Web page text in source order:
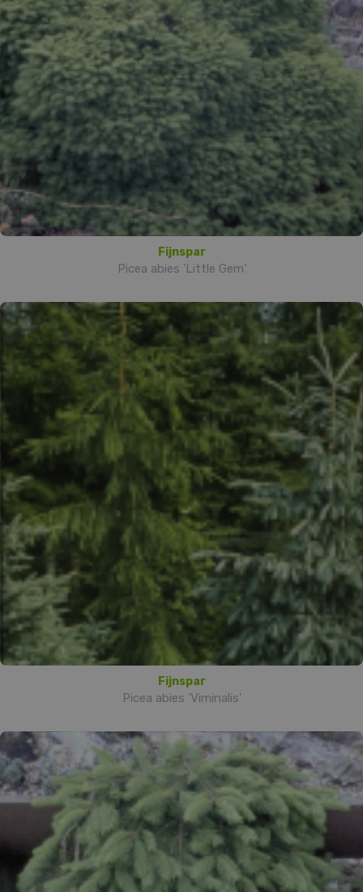
Fijnspar
Picea abies 'Little Gem'
Fijnspar
Picea abies 'Viminalis'